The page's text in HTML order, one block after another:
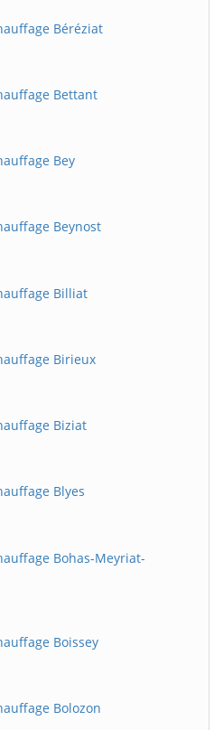
Béréziat
Bettant
Bey
Beynost
Billiat
Birieux
Biziat
Blyes
Bohas-Meyriat-
Boissey
Bolozon